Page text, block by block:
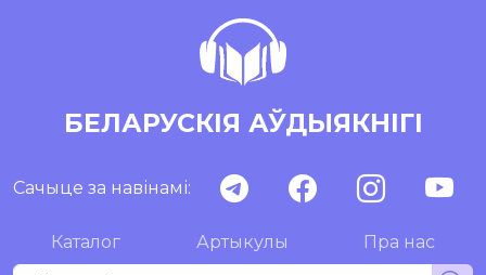
БЕЛАРУСКІЯ АЎДЫЯКНІГІ
Сачыце за навінамі:
Каталог Артыкулы Пра нас